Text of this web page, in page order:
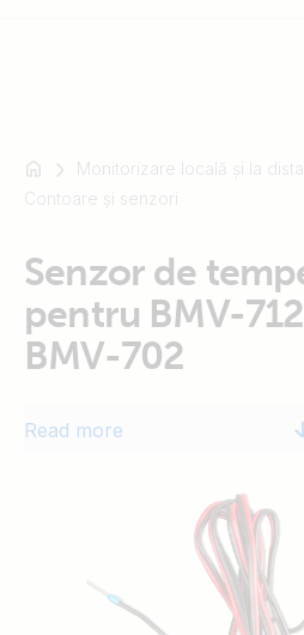
example
Multiplus-
Orion
Monitorizare locală și la
Contoare și senzori
Senzor de
pentru BMV-
BMV-702
Read more